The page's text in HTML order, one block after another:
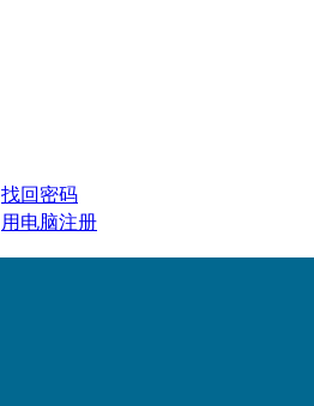
找回密码
用电脑注册